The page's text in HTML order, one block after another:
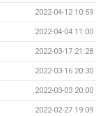
2022-04-12 10:59
2022-04-04 11:00
2022-03-17 21:28
2022-03-16 20:30
2022-03-03 20:00
2022-02-27 19:09